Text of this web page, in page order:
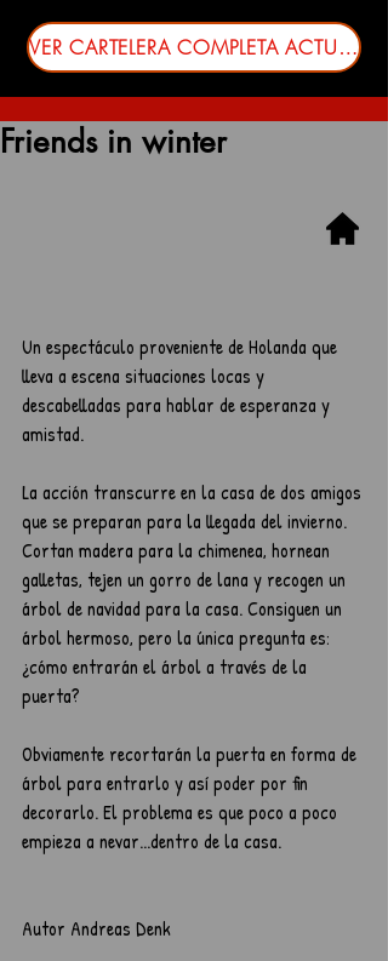
VER CARTELERA COMPLETA ACTUALIZADA
Friends in winter
Un espectáculo proveniente de Holanda que
lleva a escena situaciones locas y
descabelladas para hablar de esperanza y
amistad.
La acción transcurre en la casa de dos amigos
que se preparan para la llegada del invierno.
Cortan madera para la chimenea, hornean
galletas, tejen un gorro de lana y recogen un
árbol de navidad para la casa. Consiguen un
árbol hermoso, pero la única pregunta es:
¿cómo entrarán el árbol a través de la
puerta?
Obviamente recortarán la puerta en forma de
árbol para entrarlo y así poder por fin
decorarlo. El problema es que poco a poco
empieza a nevar...dentro de la casa.
Autor Andreas Denk